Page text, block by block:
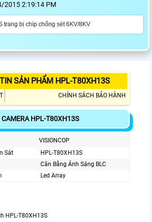
2015 2:19:14 PM
trang bị chíp chống sét 6KV/8KV
SẢN PHẨM HPL-T80XH13S
CHÍNH SÁCH BẢO HÀNH
HPL-T80XH13S
VISIONCOP
Sát
HPL-T80XH13S
Cân Bằng Ánh Sáng BLC
Led Array
HPL-T80XH13S